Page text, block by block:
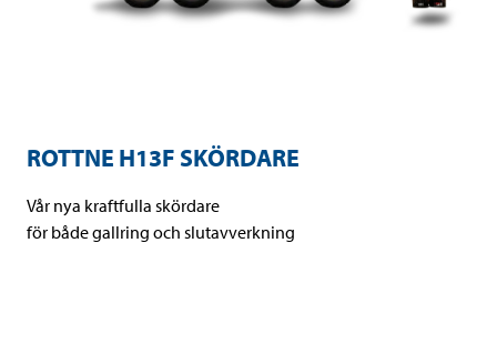
ROTTNE H13F SKÖRDARE
Vår nya kraftfulla skördare
för både gallring och slutavverkning